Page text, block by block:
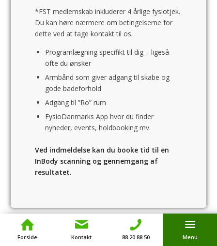
*FST medlemskab inkluderer 4 årlige fysiotjek.
Du kan høre nærmere om betingelserne for
dette ved at tage kontakt til os.
Programlægning specifikt til dig – ligeså
ofte du ønsker
Armbånd som giver adgang til skabe og
gode badeforhold
Adgang til ”Ro” rum
FysioDanmarks App hvor du finder
nyheder, events, holdbooking mv.
Ved indmeldelse kan du booke tid til en
InBody scanning og gennemgang af
resultatet.
Forside Kontakt 88 20 88 50 Menu